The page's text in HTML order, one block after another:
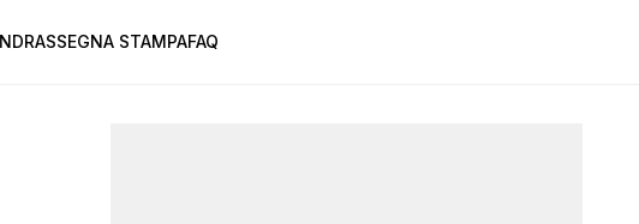
RASSEGNA STAMPAFAQ